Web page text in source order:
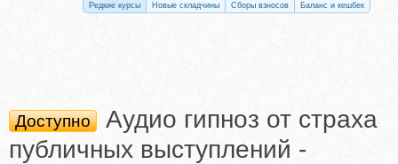
Редкие курсы Новые складчины Сборы взносов Баланс и кешбек
Доступно
Аудио гипноз от страха
публичных выступлений -